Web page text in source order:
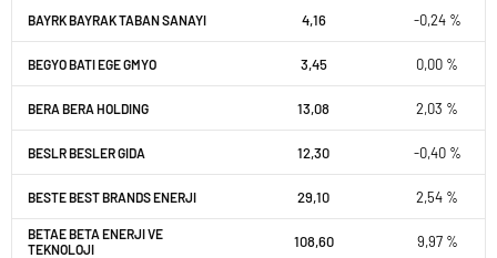
BAYRK BAYRAK TABAN SANAYI 4,16 -0,24 %
BEGYO BATI EGE GMYO 3,45 0,00 %
BERA BERA HOLDING 13,08 2,03 %
BESLR BESLER GIDA 12,30 -0,40 %
BESTE BEST BRANDS ENERJI 29,10 2,54 %
BETAE BETA ENERJI VE
TEKNOLOJI
108,60 9,97 %